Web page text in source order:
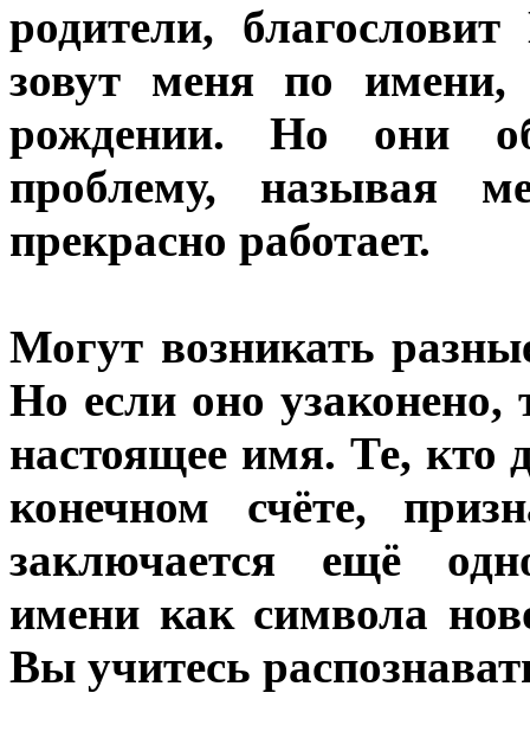
родители,
зовут меня по
рождении. Но они
проблему, называя
прекрасно работает.
Могут возникать
Но если оно
настоящее имя. Те, кто
конечном счёте,
заключается ещё
имени как символа
Вы учитесь